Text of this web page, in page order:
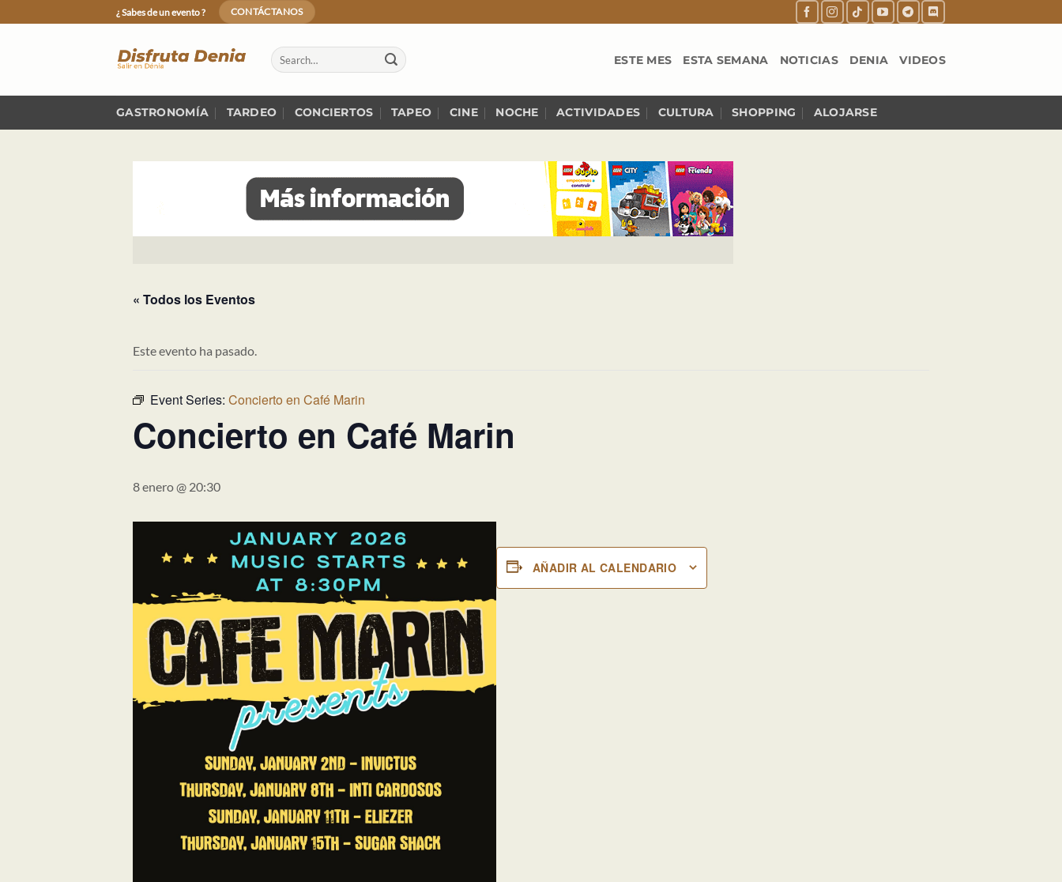
to
¿ Sabes de un evento ? CONTÁCTANOS
ESTE MES ESTA SEMANA NOTICIAS DENIA VIDEOS
GASTRONOMÍA TARDEO CONCIERTOS TAPEO CINE NOCHE ACTIVIDADES CULTURA SHOPPING ALOJARSE
« Todos los Eventos
Este evento ha pasado.
Event Series: Concierto en Café Marin
Concierto en Café Marin
8 enero @ 20:30
AÑADIR AL CALENDARIO